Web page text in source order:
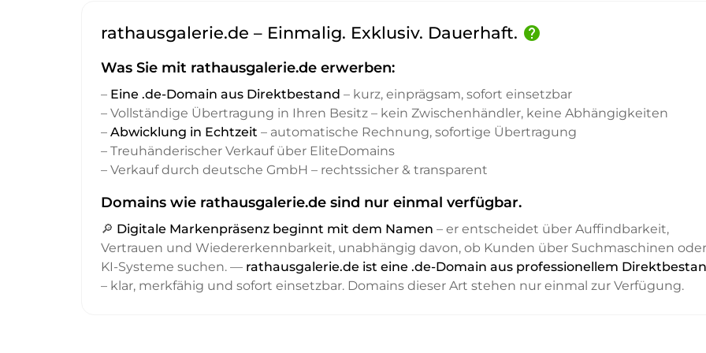
rathausgalerie.de – Einmalig. Exklusiv. Dauerhaft. help
Was Sie mit rathausgalerie.de erwerben:
– Eine .de-Domain aus Direktbestand – kurz, einprägsam, sofort einsetzbar
– Vollständige Übertragung in Ihren Besitz – kein Zwischenhändler, keine Abhängigkeiten
– Abwicklung in Echtzeit – automatische Rechnung, sofortige Übertragung
– Treuhänderischer Verkauf über EliteDomains
– Verkauf durch deutsche GmbH – rechtssicher & transparent
Domains wie rathausgalerie.de sind nur einmal verfügbar.
🔎 Digitale Markenpräsenz beginnt mit dem Namen – er entscheidet über Auffindbarkeit,
Vertrauen und Wiedererkennbarkeit, unabhängig davon, ob Kunden über Suchmaschinen oder
KI-Systeme suchen. — rathausgalerie.de ist eine .de-Domain aus professionellem
– klar, merkfähig und sofort einsetzbar. Domains dieser Art stehen nur einmal zur Verfügung.